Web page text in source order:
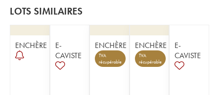
LOTS SIMILAIRES
ENCHÈRE
E-
CAVISTE
ENCHÈRE
TVA
récupérable
ENCHÈRE
TVA
récupérable
E-
CAVISTE